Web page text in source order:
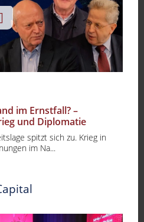
im Ernstfall? –
und Diplomatie
spitzt sich zu. Krieg in
im Na...